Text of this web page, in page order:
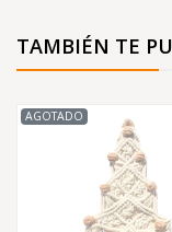
TAMBIÉN TE
AGOTADO